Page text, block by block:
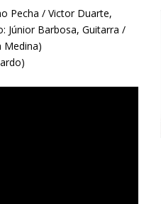
Pecha / Victor Duarte,
Júnior Barbosa, Guitarra /
Medina)